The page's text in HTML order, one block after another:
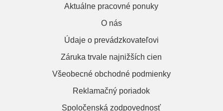
Aktuálne pracovné ponuky
O nás
Údaje o prevádzkovateľovi
Záruka trvale najnižších cien
Všeobecné obchodné podmienky
Reklamačný poriadok
Spoločenská zodpovednosť